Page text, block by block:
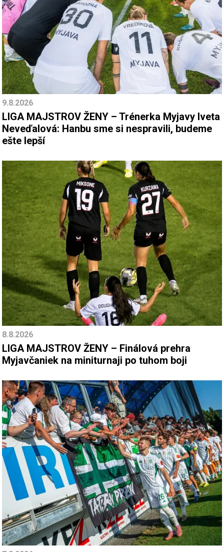
9.8.2026
LIGA MAJSTROV ŽENY – Trénerka Myjavy Iveta
Neveďalová: Hanbu sme si nespravili, budeme
ešte lepší
8.8.2026
LIGA MAJSTROV ŽENY – Finálová prehra
Myjavčaniek na miniturnaji po tuhom boji